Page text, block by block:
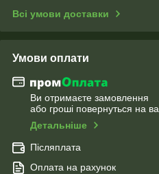
Всі умови доставки
Умови оплати
Ви отримаєте замовлення
або гроші повернуться на
Детальніше
Післяплата
Оплата на рахунок